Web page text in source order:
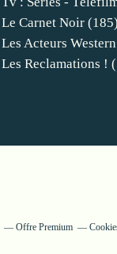
Le Carnet Noir (185)
Les Acteurs Western
Les Reclamations !
Offre Premium